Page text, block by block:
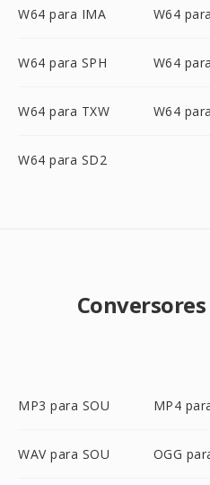
W64 para IMA W64
W64 para SPH W64
W64 para TXW W64
W64 para SD2
MP3 para SOU MP4
WAV para SOU OGG